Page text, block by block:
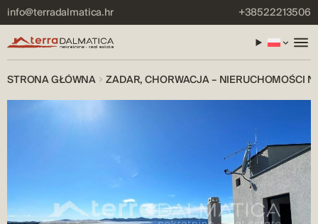
info@terradalmatica.hr +38522213506
STRONA GŁÓWNA ZADAR, CHORWACJA – NIERUCHOMOŚCI